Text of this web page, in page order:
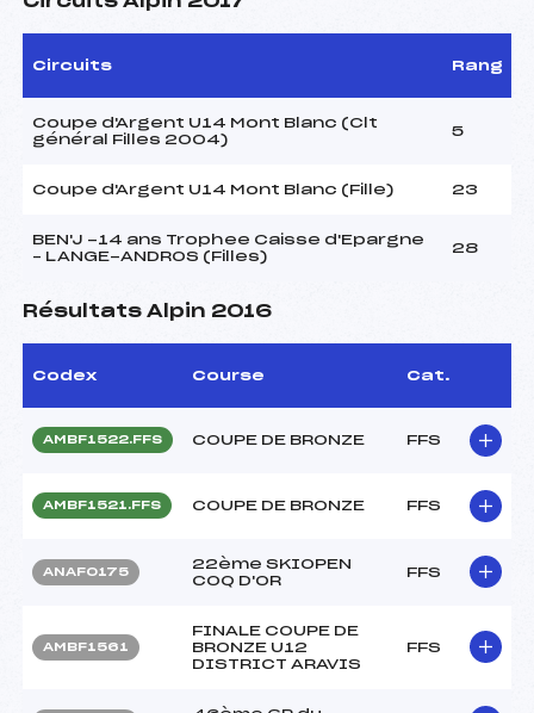
Circuits Rang
Coupe d'Argent U14 Mont Blanc (Clt
général Filles 2004)
5
Coupe d'Argent U14 Mont Blanc (Fille) 23
BEN'J -14 ans Trophee Caisse d'Epargne
– LANGE-ANDROS (Filles)
28
Résultats Alpin 2016
Codex Course Cat.
AMBF1522.FFS COUPE DE BRONZE FFS
AMBF1521.FFS COUPE DE BRONZE FFS
ANAF0175
22ème SKIOPEN
COQ D'OR
FFS
AMBF1561
FINALE COUPE DE
BRONZE U12
DISTRICT ARAVIS
FFS